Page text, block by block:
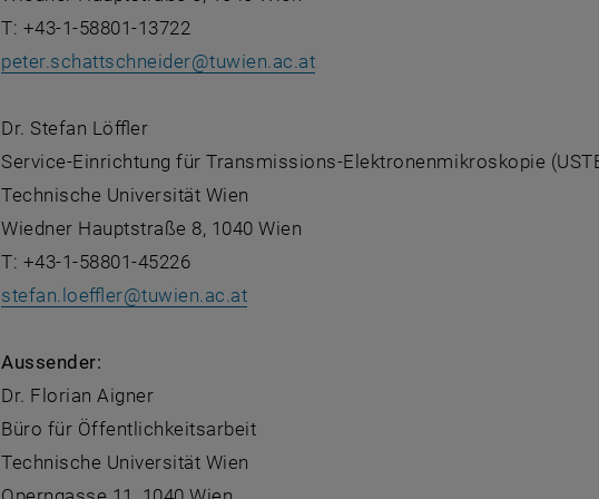
T: +43-1-58801-13722
peter.schattschneider@tuwien.ac.at
Dr. Stefan Löffler
Service-Einrichtung für Transmissions-Elektronenmikroskopie
Technische Universität Wien
Wiedner Hauptstraße 8, 1040 Wien
T: +43-1-58801-45226
stefan.loeffler@tuwien.ac.at
Aussender:
Dr. Florian Aigner
Büro für Öffentlichkeitsarbeit
Technische Universität Wien